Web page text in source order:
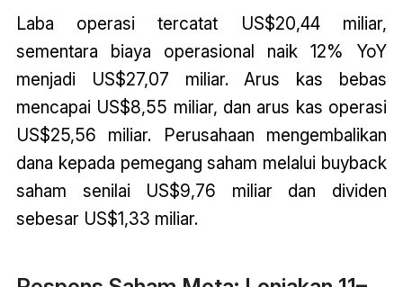
Laba operasi tercatat US$20,44 miliar,
sementara biaya operasional naik 12% YoY
menjadi US$27,07 miliar. Arus kas bebas
mencapai US$8,55 miliar, dan arus kas operasi
US$25,56 miliar. Perusahaan mengembalikan
dana kepada pemegang saham melalui buyback
saham senilai US$9,76 miliar dan dividen
sebesar US$1,33 miliar.